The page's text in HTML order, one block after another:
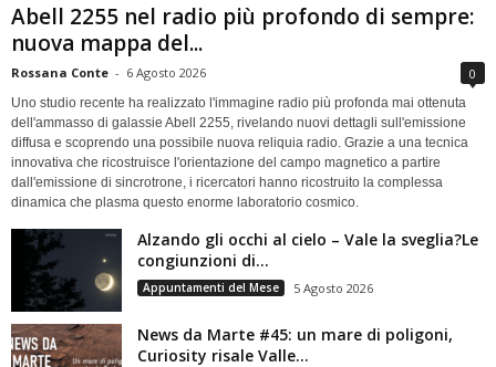
Abell 2255 nel radio più profondo di sempre:
nuova mappa del...
Rossana Conte - 6 Agosto 2026 0
Uno studio recente ha realizzato l'immagine radio più profonda mai ottenuta
dell'ammasso di galassie Abell 2255, rivelando nuovi dettagli sull'emissione
diffusa e scoprendo una possibile nuova reliquia radio. Grazie a una tecnica
innovativa che ricostruisce l'orientazione del campo magnetico a partire
dall'emissione di sincrotrone, i ricercatori hanno ricostruito la complessa
dinamica che plasma questo enorme laboratorio cosmico.
Alzando gli occhi al cielo – Vale la sveglia?Le
congiunzioni di...
Appuntamenti del Mese 5 Agosto 2026
News da Marte #45: un mare di poligoni,
Curiosity risale Valle...